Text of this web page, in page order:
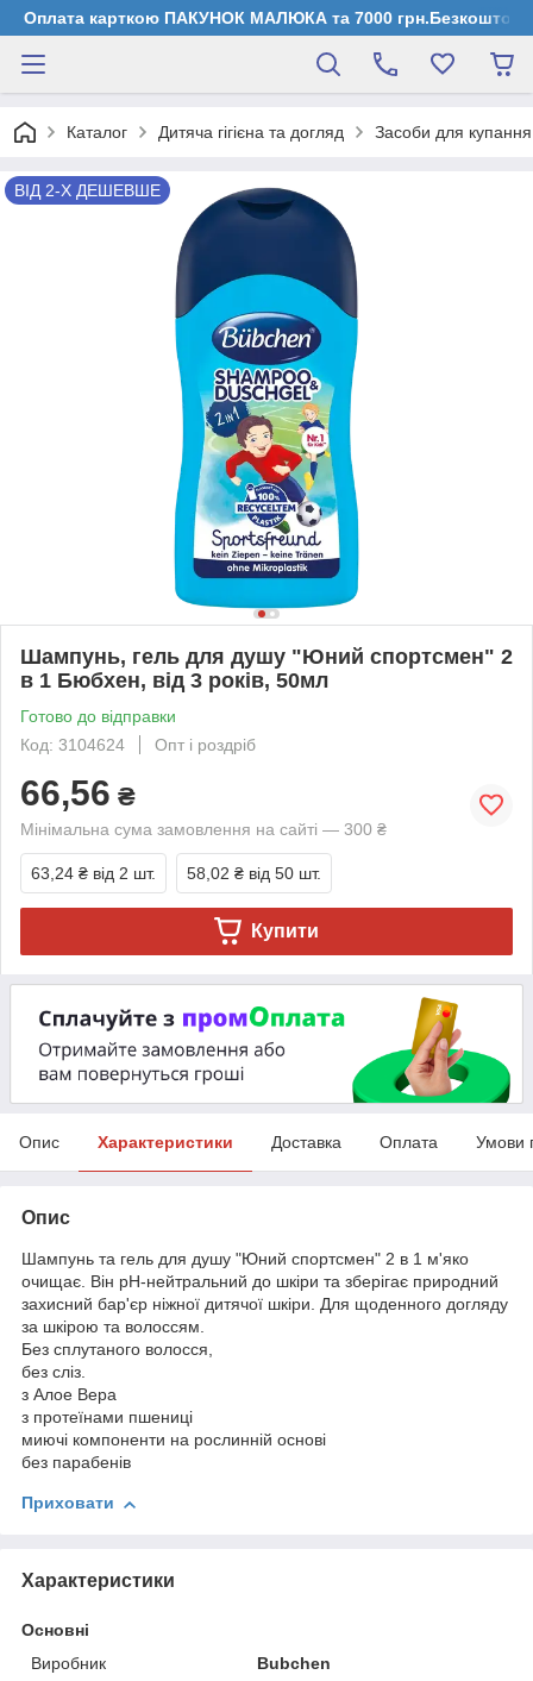
Оплата карткою ПАКУНОК МАЛЮКА та 7000 грн.Безкоштовна
Каталог Дитяча гігієна та догляд Засоби для купання
ВІД 2-Х ДЕШЕВШЕ
Шампунь, гель для душу "Юний спортсмен" 2
в 1 Бюбхен, від 3 років, 50мл
Готово до відправки
Код: 3104624
Опт і роздріб
66,56 ₴
Мінімальна сума замовлення на сайті — 300 ₴
63,24 ₴ від 2 шт. 58,02 ₴ від 50 шт.
Купити
Опис Характеристики Доставка Оплата Умови
Опис
Шампунь та гель для душу "Юний спортсмен" 2 в 1 м'яко
очищає. Він рН-нейтральний до шкіри та зберігає природний
захисний бар'єр ніжної дитячої шкіри. Для щоденного догляду
за шкірою та волоссям.
Без сплутаного волосся,
без сліз.
з Алое Вера
з протеїнами пшениці
миючі компоненти на рослинній основі
без парабенів
Приховати
Характеристики
Основні
Виробник
Bubchen